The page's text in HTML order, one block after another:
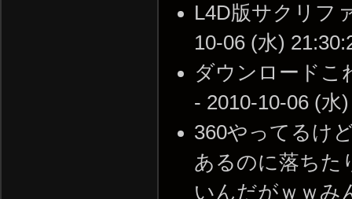
L4D版サクリフ
10-06 (水)
ダウンロードこ
- 2010-10-06 (水
360やってるけ
あるのに落ちた
いんだがｗｗみ